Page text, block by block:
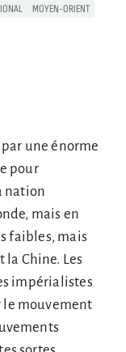
MOYEN-ORIENT
une énorme
pour
nation
mais en
faibles, mais
Chine. Les
impérialistes
le mouvement